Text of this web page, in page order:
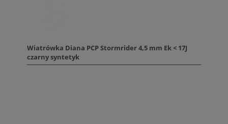
Wiatrówka Diana PCP Stormrider 4,5 mm Ek < 17J
czarny syntetyk